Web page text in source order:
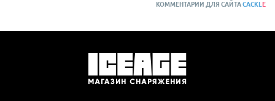
КОММЕНТАРИИ ДЛЯ САЙТАCACKL E